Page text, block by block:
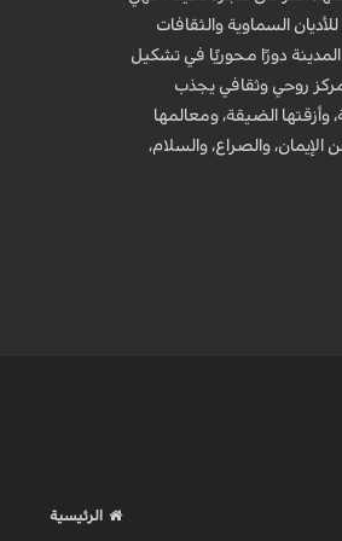
السماوية والثقافات
دورًا محوريًا في تشكيل
روحي وثقافي يجذب
وأزقتها الضيقة، ومعالمها
والصراع، والسلام،
الرئيسية